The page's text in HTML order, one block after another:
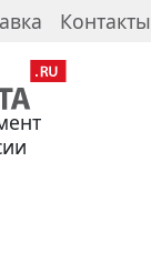
Контакты